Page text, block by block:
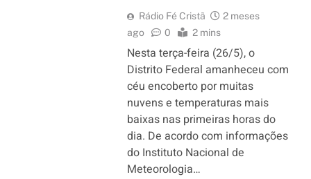
Rádio Fé Cristã
2 meses
ago
0 2 mins
Nesta terça-feira (26/5), o
Distrito Federal amanheceu com
céu encoberto por muitas
nuvens e temperaturas mais
baixas nas primeiras horas do
dia. De acordo com informações
do Instituto Nacional de
Meteorologia…